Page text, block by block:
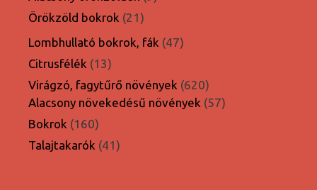
Örökzöld bokrok 2121
termék
Lombhullató bokrok, fák 4747
Citrusfélék 1313
termék
Virágzó, fagytűrő növények 620620
termék
Alacsony növekedésű növények 5757
Bokrok 160160
termék
Talajtakarók 4141